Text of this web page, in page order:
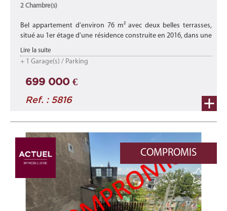
2 Chambre(s)
Bel appartement d'environ 76 m² avec deux belles terrasses,
situé au 1er étage d'une résidence construite en 2016, dans une
rue calme à Differdange.
Idéalement situé, il se trouve à pro ...
Lire la suite
+ 1 Garage(s) / Parking
699 000 €
Ref. : 5816
COMPROMIS